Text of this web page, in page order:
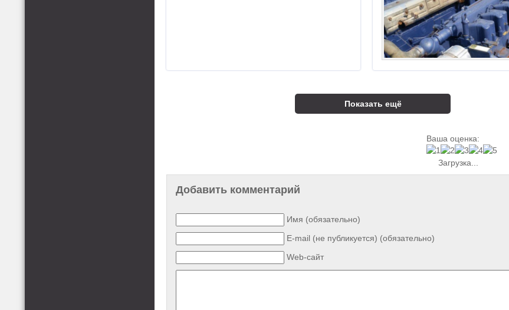
Показать ещё
Ваша оценка:
Загрузка...
Добавить комментарий
Имя (обязательно)
E-mail (не публикуется) (обязательно)
Web-сайт